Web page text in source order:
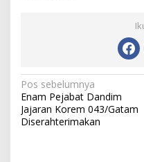
N
a
v
Pos sebelumnya
Enam Pejabat Dandim
Jajaran Korem 043/Gatam
Diserahterimakan